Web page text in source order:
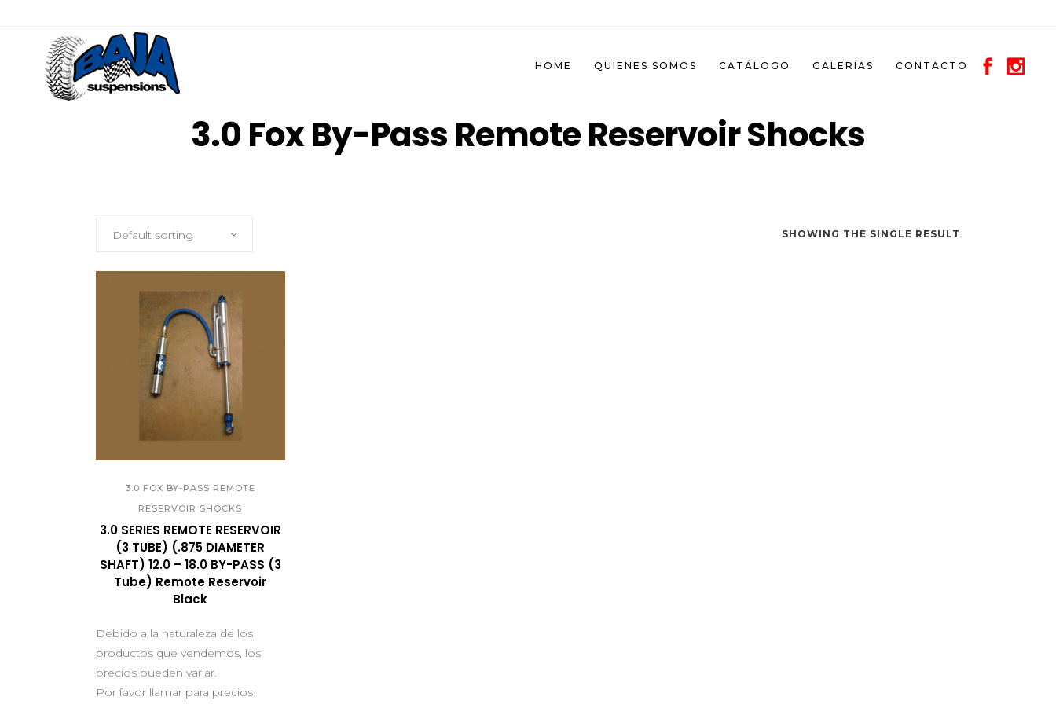
HOME QUIENES SOMOS CATÁLOGO GALERÍAS CONTACTO
3.0 Fox By-Pass Remote Reservoir Shocks
SHOWING THE SINGLE RESULT
Default sorting
3.0 FOX BY-PASS REMOTE
RESERVOIR SHOCKS
3.0 SERIES REMOTE RESERVOIR
(3 TUBE) (.875 DIAMETER
SHAFT) 12.0 – 18.0 BY-PASS (3
Tube) Remote Reservoir
Black
Debido a la naturaleza de los
productos que vendemos, los
precios pueden variar.
Por favor llamar para precios